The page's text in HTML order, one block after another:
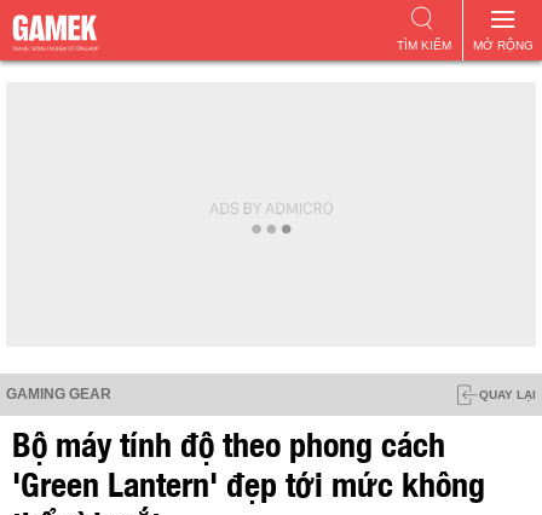
MỞ RỘNG
TÌM KIẾM
GAMING GEAR QUAY LẠI
Bộ máy tính độ theo phong cách
'Green Lantern' đẹp tới mức không